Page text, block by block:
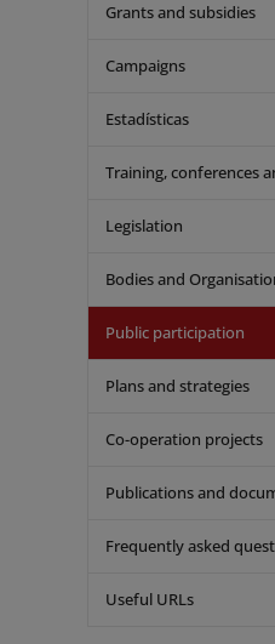
Grants and subsidies
Campaigns
Estadísticas
Training, conferences
Legislation
Bodies and
Public participation
Plans and strategies
Co-operation projects
Publications and
Frequently asked
Useful URLs